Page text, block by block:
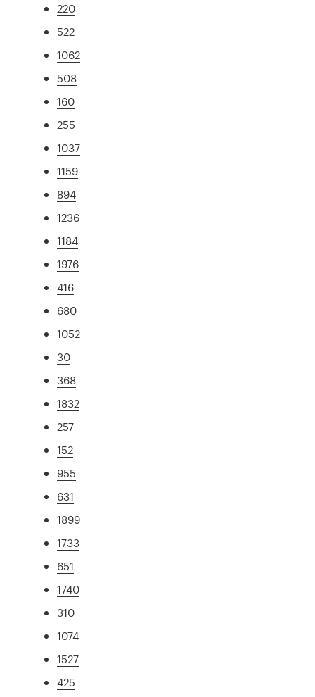
220
522
1062
508
160
255
1037
1159
894
1236
1184
1976
416
680
1052
30
368
1832
257
152
955
631
1899
1733
651
1740
310
1074
1527
425